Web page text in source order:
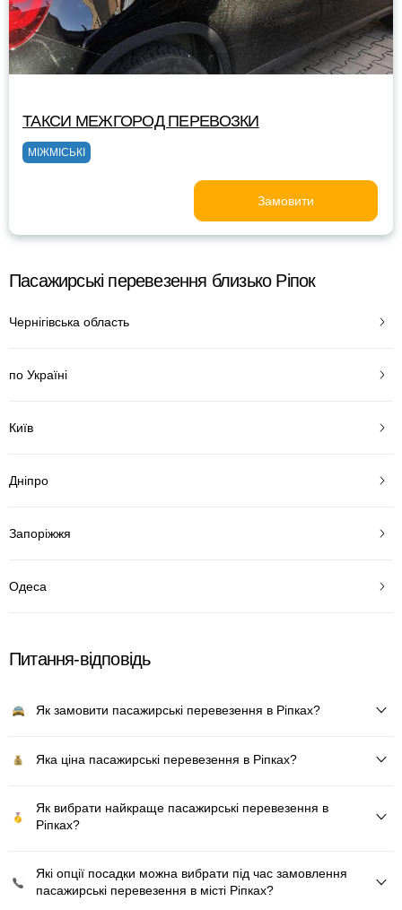
ТАКСИ МЕЖГОРОД ПЕРЕВОЗКИ
МІЖМІСЬКІ
Замовити
Пасажирські перевезення близько Ріпок
Чернігівська область
по Україні
Київ
Дніпро
Запоріжжя
Одеса
Питання-відповідь
Як замовити пасажирські перевезення в Ріпках?
Яка ціна пасажирські перевезення в Ріпках?
Як вибрати найкраще пасажирські перевезення в
Ріпках?
Які опції посадки можна вибрати під час замовлення
пасажирські перевезення в місті Ріпках?